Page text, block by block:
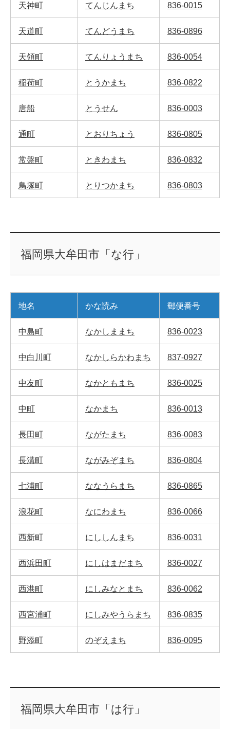
天神町 てんじんまち 836-0015
天道町 てんどうまち 836-0896
天領町 てんりょうまち 836-0054
稲荷町 とうかまち 836-0822
唐船 とうせん 836-0003
通町 とおりちょう 836-0805
常盤町 ときわまち 836-0832
鳥塚町 とりつかまち 836-0803
福岡県大牟田市「な行」
地名 かな読み 郵便番号
中島町 なかしままち 836-0023
中白川町 なかしらかわまち 837-0927
中友町 なかともまち 836-0025
中町 なかまち 836-0013
長田町 ながたまち 836-0083
長溝町 ながみぞまち 836-0804
七浦町 ななうらまち 836-0865
浪花町 なにわまち 836-0066
西新町 にししんまち 836-0031
西浜田町 にしはまだまち 836-0027
西港町 にしみなとまち 836-0062
西宮浦町 にしみやうらまち 836-0835
野添町 のぞえまち 836-0095
福岡県大牟田市「は行」